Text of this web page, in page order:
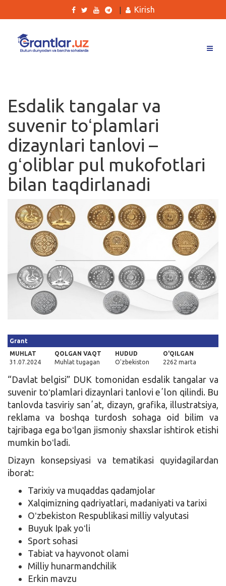
Ishlar
Kurslar
Blog
Yana
Qidirish
Kirish
Kirish
Esdalik tangalar va
suvenir toʻplamlari
dizaynlari tanlovi –
gʻoliblar pul mukofotlari
bilan taqdirlanadi
Grant
MUHLAT
31.07.2024
QOLGAN VAQT
Muhlat tugagan
HUDUD
O'zbekiston
O'QILGAN
2262 marta
“Davlat belgisi” DUK tomonidan esdalik tangalar va
suvenir toʻplamlari dizaynlari tanlovi eʼlon qilindi. Bu
tanlovda tasviriy sanʼat, dizayn, grafika, illustratsiya,
reklama va boshqa turdosh sohaga oid bilim va
tajribaga ega boʻlgan jismoniy shaxslar ishtirok etishi
mumkin boʻladi.
Dizayn konsepsiyasi va tematikasi quyidagilardan
iborat:
Tarixiy va muqaddas qadamjolar
Xalqimizning qadriyatlari, madaniyati va tarixi
Oʻzbekiston Respublikasi milliy valyutasi
Buyuk Ipak yoʻli
Sport sohasi
Tabiat va hayvonot olami
Milliy hunarmandchilik
Erkin mavzu